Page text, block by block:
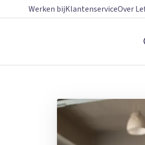
Werken bijKlantenserviceOver